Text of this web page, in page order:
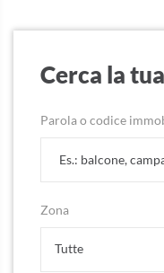
Cerca la
Parola o codice
Zona
Tutte